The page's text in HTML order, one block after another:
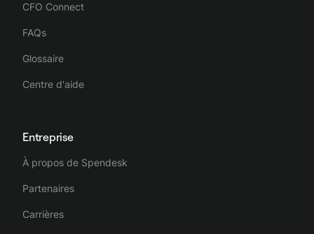
CFO Connect
FAQs
Glossaire
Centre d'aide
Entreprise
À propos de Spendesk
Partenaires
Carrières